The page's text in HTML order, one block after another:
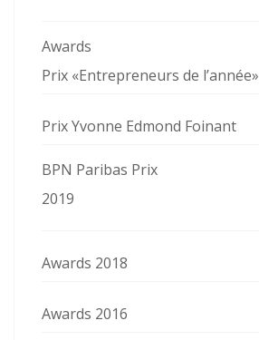
Awards
Prix «Entrepreneurs de l’année»
Prix Yvonne Edmond Foinant
BPN Paribas Prix
2019
Awards 2018
Awards 2016